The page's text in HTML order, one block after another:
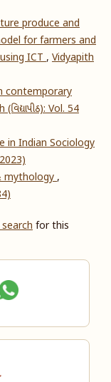
produce and
for farmers and
ICT, Vidyapith
contemporary
Vol. 54
in Indian Sociology
mythology,
for this